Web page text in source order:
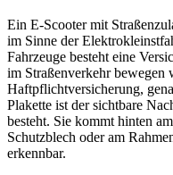
Ein E-Scooter mit
im Sinne der
Fahrzeuge besteht eine
im Straßenverkehr bewegen
Haftpflichtversicherung,
Plakette ist der sichtbare
besteht. Sie kommt hinten
Schutzblech oder am
erkennbar.